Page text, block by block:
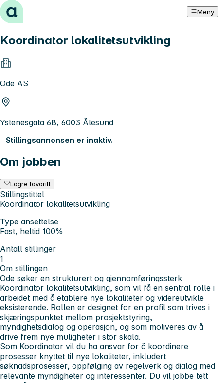
Hopp til innhold Meny
Koordinator lokalitetsutvikling
Ode AS
Ystenesgata 6B, 6003 Ålesund
Stillingsannonsen er inaktiv.
Om jobben
Lagre favoritt
Stillingstittel
Koordinator lokalitetsutvikling
Type ansettelse
Fast, heltid 100%
Antall stillinger
1
Om stillingen
Ode søker en strukturert og gjennomføringssterk
Koordinator lokalitetsutvikling, som vil få en sentral rolle i
arbeidet med å etablere nye lokaliteter og videreutvikle
eksisterende. Rollen er designet for en profil som trives i
skjæringspunktet mellom prosjektstyring,
myndighetsdialog og operasjon, og som motiveres av å
drive frem nye muligheter i stor skala.
Som Koordinator vil du ha ansvar for å koordinere
prosesser knyttet til nye lokaliteter, inkludert
søknadsprosesser, oppfølging av regelverk og dialog med
relevante myndigheter og interessenter. Du vil jobbe tett